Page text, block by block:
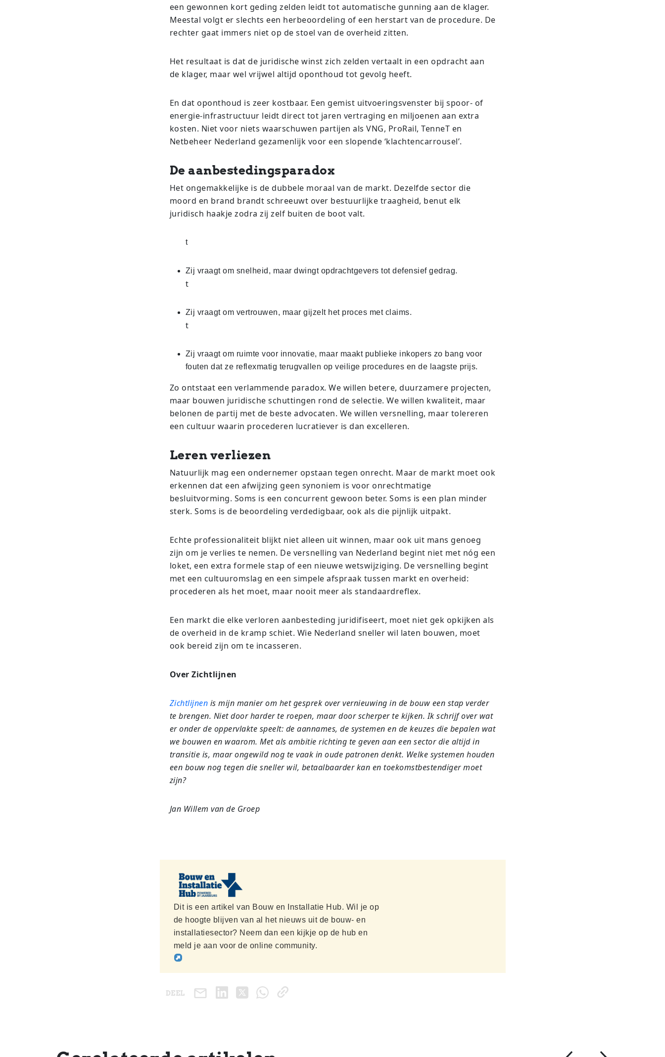
een gewonnen kort geding zelden leidt tot automatische gunning aan de klager.
Meestal volgt er slechts een herbeoordeling of een herstart van de procedure. De
rechter gaat immers niet op de stoel van de overheid zitten.
Het resultaat is dat de juridische winst zich zelden vertaalt in een opdracht aan
de klager, maar wel vrijwel altijd oponthoud tot gevolg heeft.
En dat oponthoud is zeer kostbaar. Een gemist uitvoeringsvenster bij spoor- of
energie-infrastructuur leidt direct tot jaren vertraging en miljoenen aan extra
kosten. Niet voor niets waarschuwen partijen als VNG, ProRail, TenneT en
Netbeheer Nederland gezamenlijk voor een slopende ‘klachtencarrousel’.
De aanbestedingsparadox
Het ongemakkelijke is de dubbele moraal van de markt. Dezelfde sector die
moord en brand brandt schreeuwt over bestuurlijke traagheid, benut elk
juridisch haakje zodra zij zelf buiten de boot valt.
t
Zij vraagt om snelheid, maar dwingt opdrachtgevers tot defensief gedrag.
t
Zij vraagt om vertrouwen, maar gijzelt het proces met claims.
t
Zij vraagt om ruimte voor innovatie, maar maakt publieke inkopers zo bang voor
fouten dat ze reflexmatig terugvallen op veilige procedures en de laagste prijs.
Zo ontstaat een verlammende paradox. We willen betere, duurzamere projecten,
maar bouwen juridische schuttingen rond de selectie. We willen kwaliteit, maar
belonen de partij met de beste advocaten. We willen versnelling, maar tolereren
een cultuur waarin procederen lucratiever is dan excelleren.
Leren verliezen
Natuurlijk mag een ondernemer opstaan tegen onrecht. Maar de markt moet ook
erkennen dat een afwijzing geen synoniem is voor onrechtmatige
besluitvorming. Soms is een concurrent gewoon beter. Soms is een plan minder
sterk. Soms is de beoordeling verdedigbaar, ook als die pijnlijk uitpakt.
Echte professionaliteit blijkt niet alleen uit winnen, maar ook uit mans genoeg
zijn om je verlies te nemen. De versnelling van Nederland begint niet met nóg een
loket, een extra formele stap of een nieuwe wetswijziging. De versnelling begint
met een cultuuromslag en een simpele afspraak tussen markt en overheid:
procederen als het moet, maar nooit meer als standaardreflex.
Een markt die elke verloren aanbesteding juridifiseert, moet niet gek opkijken als
de overheid in de kramp schiet. Wie Nederland sneller wil laten bouwen, moet
ook bereid zijn om te incasseren.
Over Zichtlijnen
Zichtlijnen is mijn manier om het gesprek over vernieuwing in de bouw een stap verder
te brengen. Niet door harder te roepen, maar door scherper te kijken. Ik schrijf over wat
er onder de oppervlakte speelt: de aannames, de systemen en de keuzes die bepalen wat
we bouwen en waarom. Met als ambitie richting te geven aan een sector die altijd in
transitie is, maar ongewild nog te vaak in oude patronen denkt. Welke systemen houden
een bouw nog tegen die sneller wil, betaalbaarder kan en toekomstbestendiger moet
zijn?
Jan Willem van de Groep
Dit is een artikel van Bouw en Installatie Hub. Wil je op
de hoogte blijven van al het nieuws uit de bouw- en
installatiesector? Neem dan een kijkje op de hub en
meld je aan voor de online community.
DEEL